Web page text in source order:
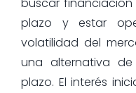
buscar
plazo y estar
volatilidad del
una alternativa
plazo. El interés